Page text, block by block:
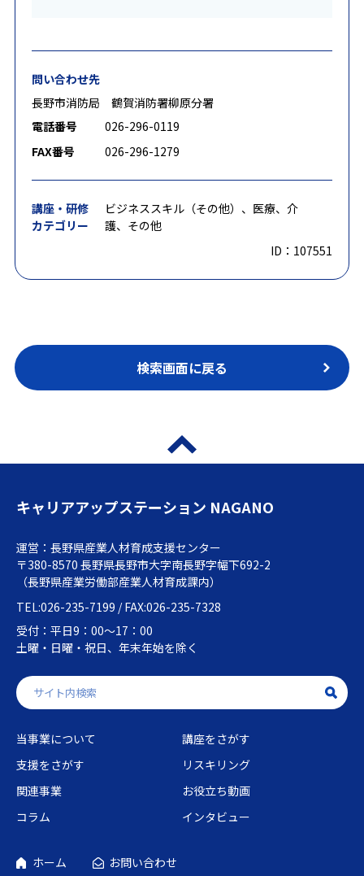
問い合わせ先
長野市消防局 鶴賀消防署柳原分署
電話番号
026-296-0119
FAX番号
026-296-1279
講座・研修
カテゴリー
ビジネススキル（その他）、医療、介
護、その他
ID：107551
検索画面に戻る
キャリアアップステーション NAGANO
運営：長野県産業人材育成支援センター
〒380-8570 長野県長野市大字南長野字幅下692-2
（長野県産業労働部産業人材育成課内）
TEL:026-235-7199 / FAX:026-235-7328
受付：平日9：00～17：00
土曜・日曜・祝日、年末年始を除く
当事業について
講座をさがす
支援をさがす
リスキリング
関連事業
お役立ち動画
コラム
インタビュー
ホーム お問い合わせ